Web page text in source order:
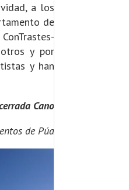
a los
de
y por
y han
Cano
de Púa